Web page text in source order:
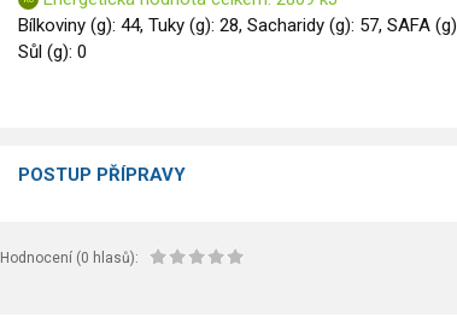
Bílkoviny (g): 44, Tuky (g): 28, Sacharidy (g): 57, SAFA
Sůl (g): 0
POSTUP PŘÍPRAVY
Hodnocení (0 hlasů):